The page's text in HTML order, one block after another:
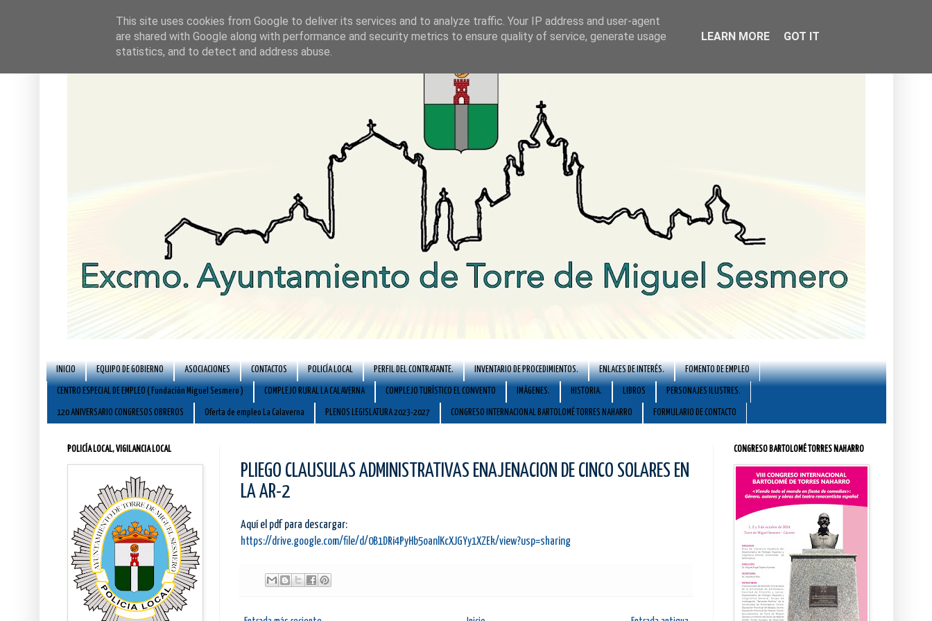
INICIO EQUIPO DE GOBIERNO ASOCIACIONES CONTACTOS POLICÍA LOCAL PERFIL DEL CONTRATANTE. INVENTARIO DE PROCEDIMIENTOS. ENLACES DE INTERÉS. FOMENTO DE EMPLEO
CENTRO ESPECIAL DE EMPLEO ( Fundación Miguel Sesmero ) COMPLEJO RURAL LA CALAVERNA COMPLEJO TURÍSTICO EL CONVENTO IMÁGENES. HISTORIA. LIBROS PERSONAJES ILUSTRES.
120 ANIVERSARIO CONGRESOS OBREROS Oferta de empleo La Calaverna PLENOS LEGISLATURA 2023-2027 CONGRESO INTERNACIONAL BARTOLOMÉ TORRES NAHARRO FORMULARIO DE CONTACTO
PLIEGO CLAUSULAS ADMINISTRATIVAS ENAJENACION DE CINCO SOLARES EN
LA AR-2
Aquí el pdf para descargar:
https://drive.google.com/file/d/0B1DRi4PyHb5oanlKcXJGYy1XZEk/view?usp=sharing
POLICÍA LOCAL, VIGILANCIA LOCAL CONGRESO BARTOLOMÉ TORRES NAHARRO
This site uses cookies from Google to deliver its services and to analyze traffic. Your IP address and user-agent
are shared with Google along with performance and security metrics to ensure quality of service, generate usage
statistics, and to detect and address abuse.
LEARN MORE GOT IT